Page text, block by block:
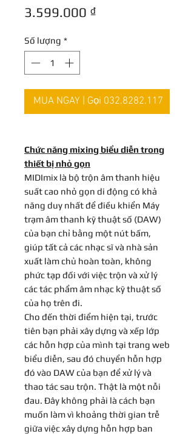
3.599.000 ₫
Số lượng *
MUA NGAY | Gọi 032.8282.117
Chức năng mixing biểu diễn trong
thiết bị nhỏ gọn
MIDImix là bộ trộn âm thanh hiệu
suất cao nhỏ gọn di động có khả
năng duy nhất để điều khiển Máy
trạm âm thanh kỹ thuật số (DAW)
của bạn chỉ bằng một nút bấm,
giúp tất cả các nhạc sĩ và nhà sản
xuất làm chủ hoàn toàn, không
phức tạp đối với việc trộn và xử lý
các tác phẩm âm nhạc kỹ thuật số
của họ trên đi.
Cho đến thời điểm hiện tại, trước
tiên bạn phải xây dựng và xếp lớp
các hỗn hợp của mình tại trang web
biểu diễn, sau đó chuyển hỗn hợp
đó vào DAW của bạn để xử lý và
thao tác sau trộn. Thật là một nỗi
đau. Đây không phải là cách bạn
muốn làm vì khoảng thời gian trễ
giữa việc xây dựng hỗn hợp ban